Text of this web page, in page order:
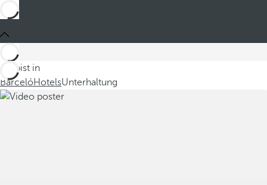
Du bist in
BarcelóHotelsUnterhaltung